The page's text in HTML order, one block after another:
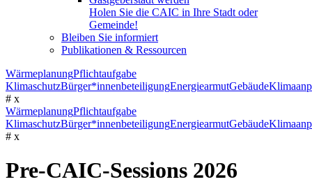
Holen Sie die CAIC in Ihre Stadt oder
Gemeinde!
Bleiben Sie informiert
Publikationen & Ressourcen
WärmeplanungPflichtaufgabe
KlimaschutzBürger*innenbeteiligungEnergiearmutGebäude
# x
WärmeplanungPflichtaufgabe
KlimaschutzBürger*innenbeteiligungEnergiearmutGebäude
# x
Pre-CAIC-Sessions 2026